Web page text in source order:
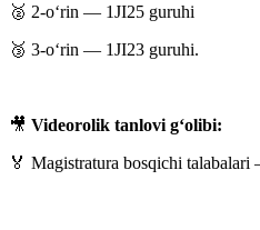
🥈 2-o‘rin — 1JI25 guruhi
🥉 3-o‘rin — 1JI23 guruhi.
🎥 Videorolik tanlovi g‘olibi:
🏅 Magistratura bosqichi